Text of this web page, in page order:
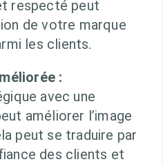
respecté peut
de votre marque
les clients.
:
avec une
améliorer l’image
peut se traduire par
des clients et